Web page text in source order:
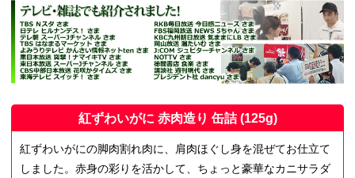
紅ずわいがに 赤肉造り 缶詰 (125g)
紅ずわいがにの脚肉割れ肉に、肩肉ほぐし身を混ぜてお仕立て
しました。赤身の彩りを活かして、ちょっと豪華なカニサラダ